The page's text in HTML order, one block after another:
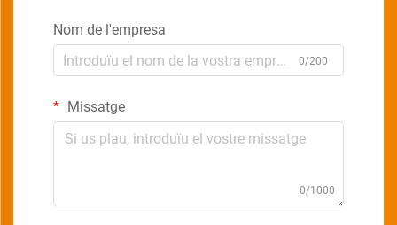
Nom de l'empresa
0/200
Missatge
0/1000